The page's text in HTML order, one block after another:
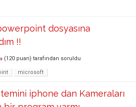
dosyasına
!!
(120 puan) tarafından soruldu
microsoft
iphone dan Kameraları